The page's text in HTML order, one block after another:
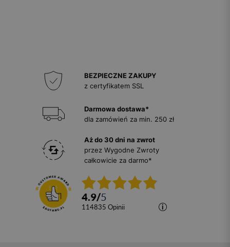
BEZPIECZNE ZAKUPY
z certyfikatem SSL
Darmowa dostawa*
dla zamówień za min. 250 zł
Aż do 30 dni na zwrot
przez Wygodne Zwroty
całkowicie za darmo*
4.9/5
114835 opinii